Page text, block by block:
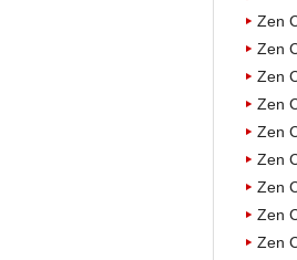
Zen
Zen
Zen
Zen
Zen
Zen
Zen
Zen
Zen